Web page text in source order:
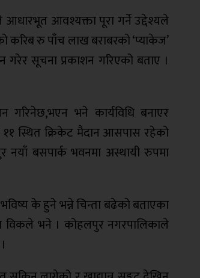
आवश्यक्ता पूरा गर्ने उद्देश्यले
करिब रु पाँच लाख बराबरको ‘प्याकेज’
गरेर सूचना प्रकाशन गरिएको बताए ।
भने कार्यविधि बनाएर
११ स्थित क्रिकेट मैदान आसपास रहेको
नयाँ बसपार्क भवनमा अस्थायी रुपमा
के हुने भन्ने चिन्ता बढेको बताएका
विकले भने । कोहलपुर नगरपालिकाले